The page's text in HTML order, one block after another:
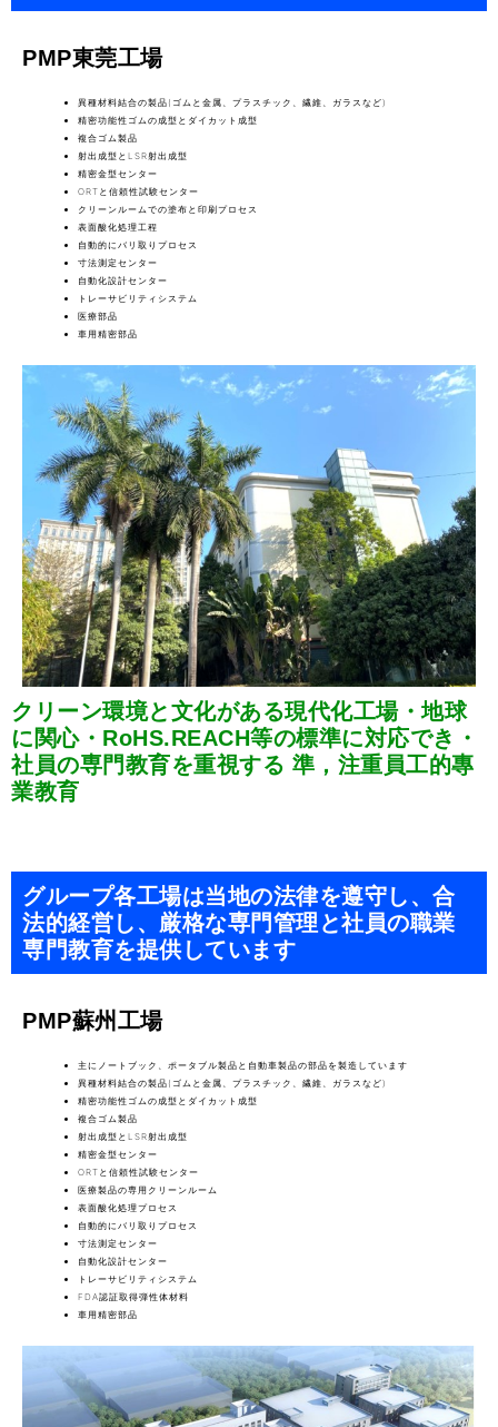
PMP東莞工場
異種材料結合の製品(ゴムと金属、プラスチック、繊維、ガラスなど)
精密功能性ゴムの成型とダイカット成型
複合ゴム製品
射出成型とLSR射出成型
精密金型センター
ORTと信頼性試験センター
クリーンルームでの塗布と印刷プロセス
表面酸化処理工程
自動的にバリ取りプロセス
寸法測定センター
自動化設計センター
トレーサビリティシステム
医療部品
車用精密部品
クリーン環境と文化がある現代化工場・地球
に関心・RoHS.REACH等の標準に対応でき・
社員の専門教育を重視する 準，注重員工的專
業教育
グループ各工場は当地の法律を遵守し、合
法的経営し、厳格な専門管理と社員の職業
専門教育を提供しています
PMP蘇州工場
主にノートブック、ポータブル製品と自動車製品の部品を製造しています
異種材料結合の製品(ゴムと金属、プラスチック、繊維、ガラスなど)
精密功能性ゴムの成型とダイカット成型
複合ゴム製品
射出成型とLSR射出成型
精密金型センター
ORTと信頼性試験センター
医療製品の専用クリーンルーム
表面酸化処理プロセス
自動的にバリ取りプロセス
寸法測定センター
自動化設計センター
トレーサビリティシステム
FDA認証取得弾性体材料
車用精密部品